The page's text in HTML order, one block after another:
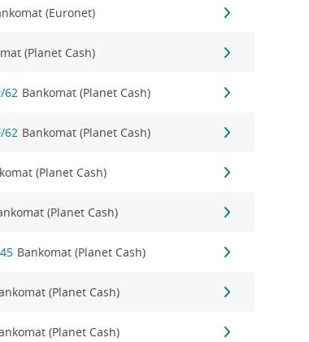
(Euronet)
(Planet Cash)
62 Bankomat (Planet Cash)
62 Bankomat (Planet Cash)
(Planet Cash)
(Planet Cash)
Bankomat (Planet Cash)
(Planet Cash)
(Planet Cash)